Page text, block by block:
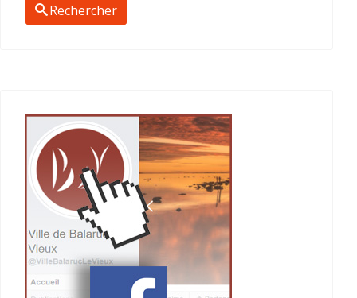
Rechercher